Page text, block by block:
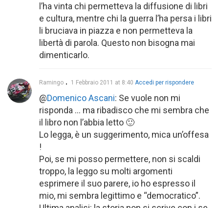
l’ha vinta chi permetteva la diffusione di libri
e cultura, mentre chi la guerra l’ha persa i libri
li bruciava in piazza e non permetteva la
libertà di parola. Questo non bisogna mai
dimenticarlo.
Ramingo 1 Febbraio 2011 at 8:40 Accedi per rispondere
@Domenico Ascani: Se vuole non mi
risponda … ma ribadisco che mi sembra che
il libro non l’abbia letto 🙂
Lo legga, è un suggerimento, mica un’offesa
!
Poi, se mi posso permettere, non si scaldi
troppo, la leggo su molti argomenti
esprimere il suo parere, io ho espresso il
mio, mi sembra legittimo e “democratico”.